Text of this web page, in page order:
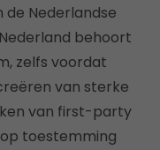
Nederlandse
behoort
zelfs voordat
van sterke
van first-party
toestemming